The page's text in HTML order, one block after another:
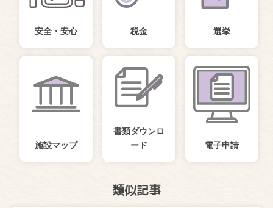
安全・安心 税金 選挙
施設マップ
書類ダウンロ
ード
電子申請
類似記事